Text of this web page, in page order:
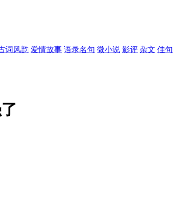
词风韵 爱情故事 语录名句 微小说 影评 杂文 佳句